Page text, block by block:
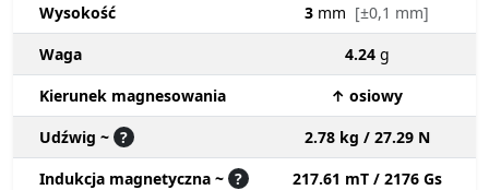
Wysokość
3 mm [±0,1 mm]
Waga
4.24 g
Kierunek magnesowania
↑ osiowy
Udźwig ~ ?
2.78 kg / 27.29 N
Indukcja magnetyczna ~ ?
217.61 mT / 2176 Gs